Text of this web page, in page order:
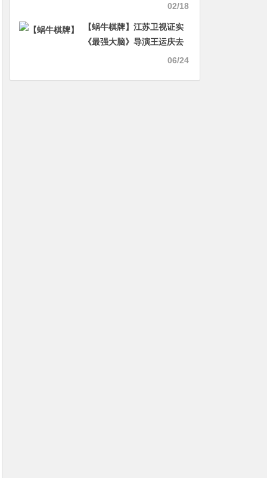
02/18
【蜗牛棋牌】江苏卫视证实
《最强大脑》导演王运庆去
06/24